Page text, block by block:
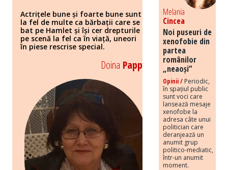
Actrițele bune și foarte bune sunt
la fel de multe ca bărbații care se
bat pe Hamlet și își cer drepturile
pe scenă la fel ca în viață, uneori
în piese rescrise special.
Doina Papp
Melania
Cincea
Noi puseuri de
xenofobie din
partea
românilor
„neaoși”
Opinii / Periodic,
în spațiul public
sunt voci care
lansează mesaje
xenofobe la
adresa câte unui
politician care
deranjează un
anumit grup
politico-mediatic,
într-un anumit
moment.